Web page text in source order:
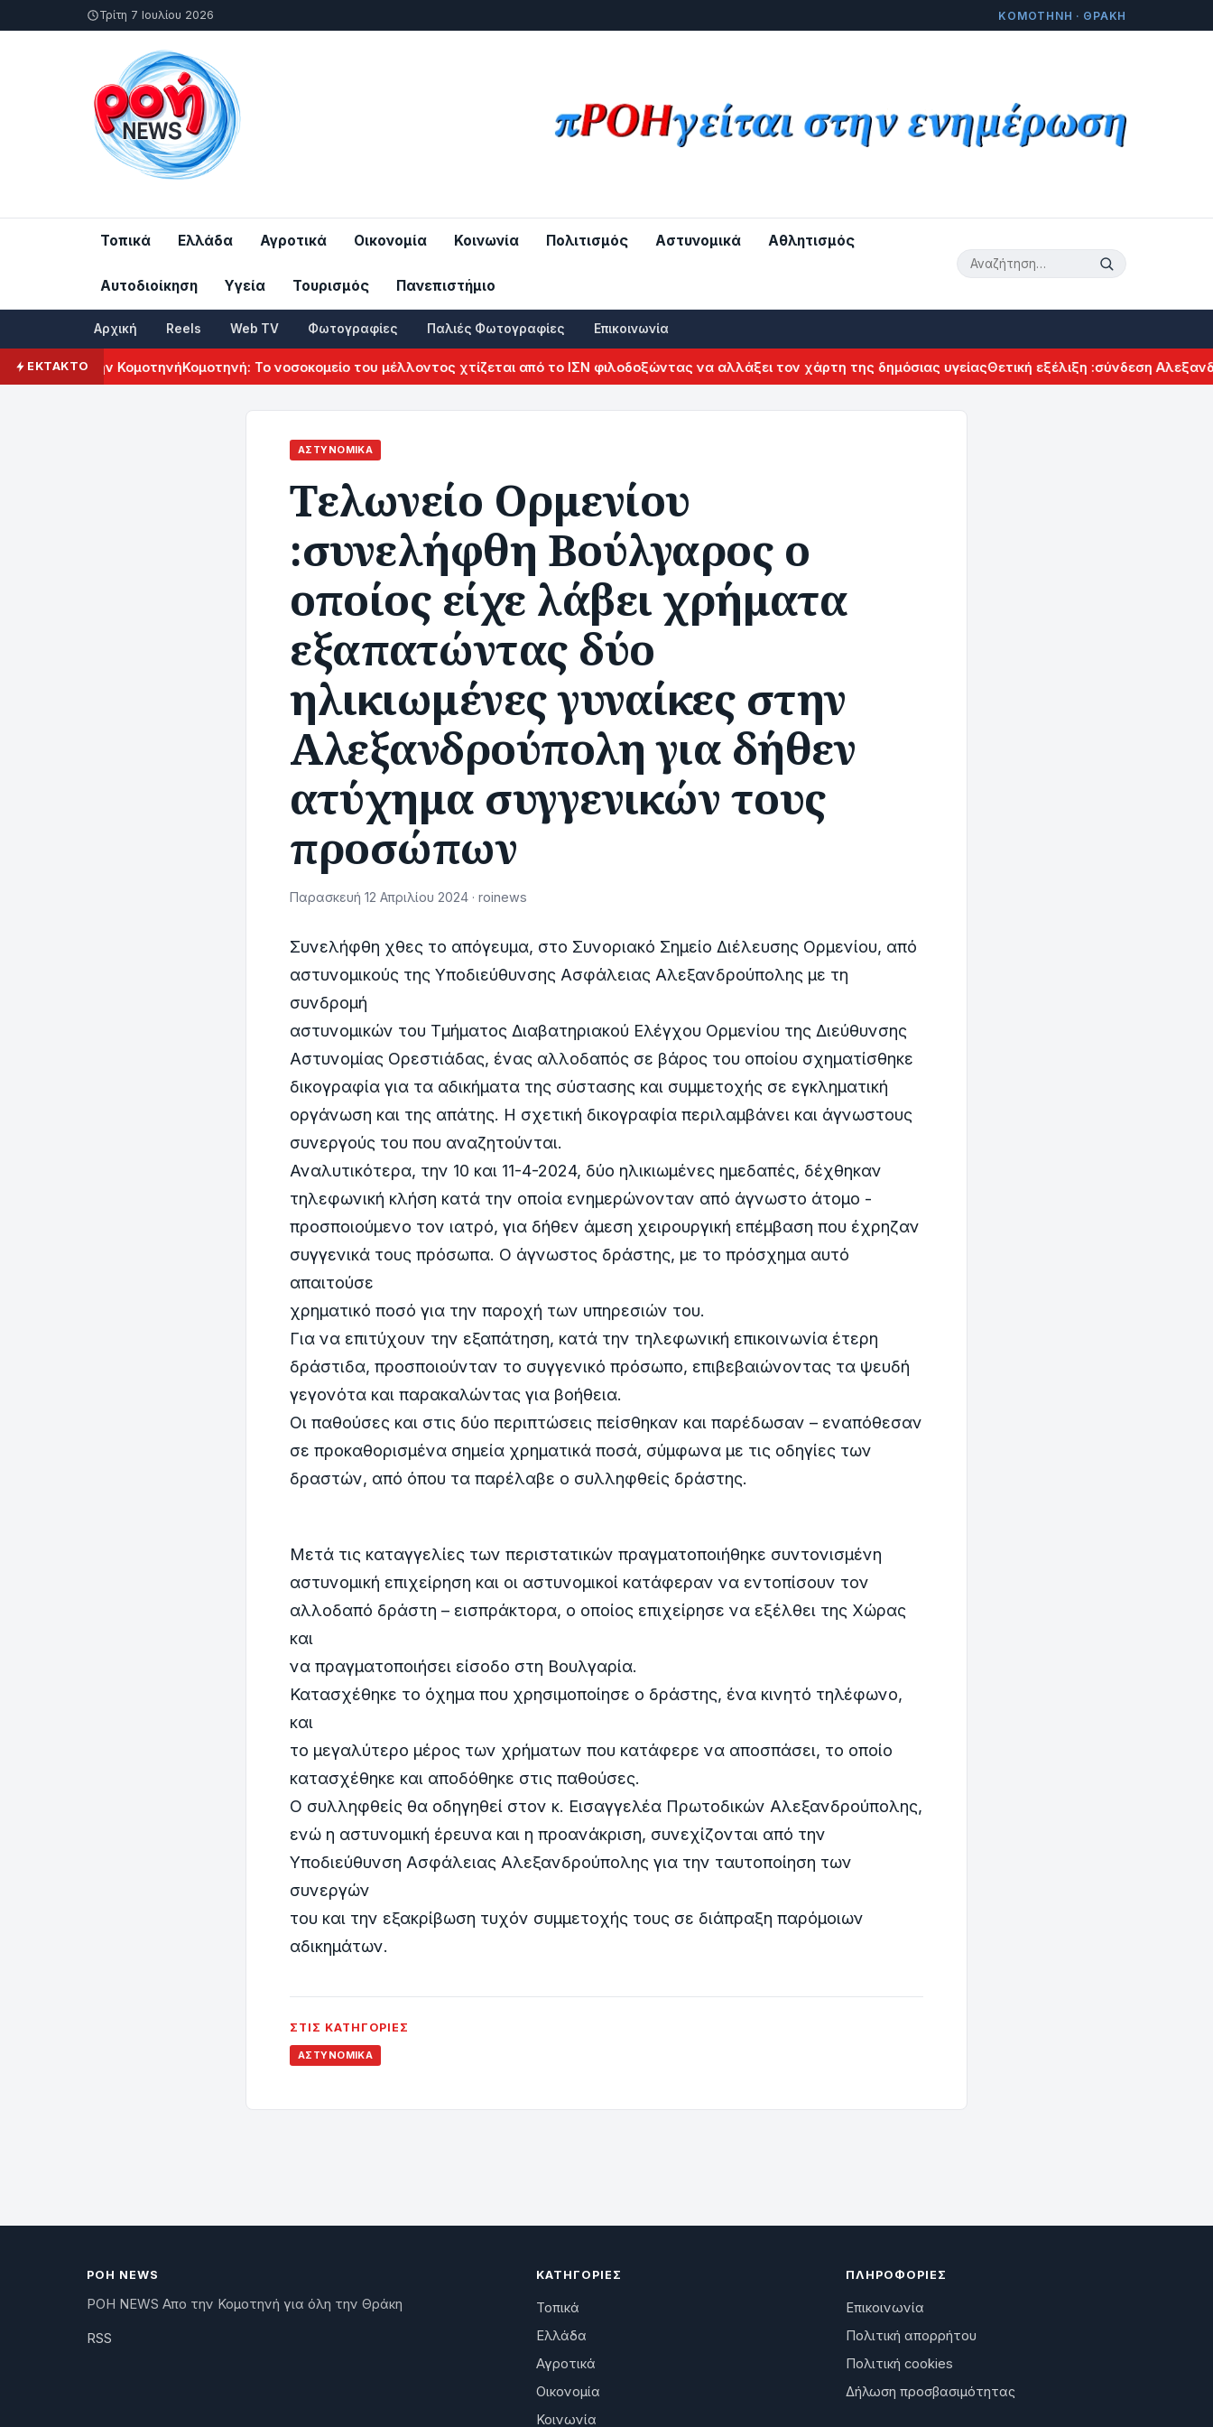
Τρίτη 7 Ιουλίου 2026 ΚΟΜΟΤΗΝΗ · ΘΡΑΚΗ
Τοπικά Ελλάδα Αγροτικά Οικονομία Κοινωνία Πολιτισμός Αστυνομικά Αθλητισμός
Αυτοδιοίκηση Υγεία Τουρισμός Πανεπιστήμιο
Αρχική Reels Web TV Φωτογραφίες Παλιές Φωτογραφίες Επικοινωνία
ΕΚΤΑΚΤΟ
στην ΚομοτηνήΚομοτηνή: Το νοσοκομείο του μέλλοντος χτίζεται από το ΙΣΝ φιλοδοξώντας να αλλάξει τον χάρτη της δημόσιας υγείαςΘετική εξέλιξη :σύνδεση
ΑΣΤΥΝΟΜΙΚΆ
Τελωνείο Ορμενίου
:συνελήφθη Βούλγαρος ο
οποίος είχε λάβει χρήματα
εξαπατώντας δύο
ηλικιωμένες γυναίκες στην
Αλεξανδρούπολη για δήθεν
ατύχημα συγγενικών τους
προσώπων
Παρασκευή 12 Απριλίου 2024 · roinews
Συνελήφθη χθες το απόγευμα, στο Συνοριακό Σημείο Διέλευσης Ορμενίου, από
αστυνομικούς της Υποδιεύθυνσης Ασφάλειας Αλεξανδρούπολης με τη
συνδρομή
αστυνομικών του Τμήματος Διαβατηριακού Ελέγχου Ορμενίου της Διεύθυνσης
Αστυνομίας Ορεστιάδας, ένας αλλοδαπός σε βάρος του οποίου σχηματίσθηκε
δικογραφία για τα αδικήματα της σύστασης και συμμετοχής σε εγκληματική
οργάνωση και της απάτης. Η σχετική δικογραφία περιλαμβάνει και άγνωστους
συνεργούς του που αναζητούνται.
Αναλυτικότερα, την 10 και 11-4-2024, δύο ηλικιωμένες ημεδαπές, δέχθηκαν
τηλεφωνική κλήση κατά την οποία ενημερώνονταν από άγνωστο άτομο -
προσποιούμενο τον ιατρό, για δήθεν άμεση χειρουργική επέμβαση που έχρηζαν
συγγενικά τους πρόσωπα. Ο άγνωστος δράστης, με το πρόσχημα αυτό
απαιτούσε
χρηματικό ποσό για την παροχή των υπηρεσιών του.
Για να επιτύχουν την εξαπάτηση, κατά την τηλεφωνική επικοινωνία έτερη
δράστιδα, προσποιούνταν το συγγενικό πρόσωπο, επιβεβαιώνοντας τα ψευδή
γεγονότα και παρακαλώντας για βοήθεια.
Οι παθούσες και στις δύο περιπτώσεις πείσθηκαν και παρέδωσαν – εναπόθεσαν
σε προκαθορισμένα σημεία χρηματικά ποσά, σύμφωνα με τις οδηγίες των
δραστών, από όπου τα παρέλαβε ο συλληφθείς δράστης.
Μετά τις καταγγελίες των περιστατικών πραγματοποιήθηκε συντονισμένη
αστυνομική επιχείρηση και οι αστυνομικοί κατάφεραν να εντοπίσουν τον
αλλοδαπό δράστη – εισπράκτορα, ο οποίος επιχείρησε να εξέλθει της Χώρας
και
να πραγματοποιήσει είσοδο στη Βουλγαρία.
Κατασχέθηκε το όχημα που χρησιμοποίησε ο δράστης, ένα κινητό τηλέφωνο,
και
το μεγαλύτερο μέρος των χρήματων που κατάφερε να αποσπάσει, το οποίο
κατασχέθηκε και αποδόθηκε στις παθούσες.
Ο συλληφθείς θα οδηγηθεί στον κ. Εισαγγελέα Πρωτοδικών Αλεξανδρούπολης,
ενώ η αστυνομική έρευνα και η προανάκριση, συνεχίζονται από την
Υποδιεύθυνση Ασφάλειας Αλεξανδρούπολης για την ταυτοποίηση των
συνεργών
του και την εξακρίβωση τυχόν συμμετοχής τους σε διάπραξη παρόμοιων
αδικημάτων.
ΣΤΙΣ ΚΑΤΗΓΟΡΊΕΣ
ΑΣΤΥΝΟΜΙΚΆ
ΡΟΗ NEWS
ΡΟΗ NEWS Απο την Κομοτηνή για όλη την Θράκη
RSS
ΚΑΤΗΓΟΡΊΕΣ
Τοπικά
Ελλάδα
Αγροτικά
Οικονομία
Κοινωνία
ΠΛΗΡΟΦΟΡΊΕΣ
Επικοινωνία
Πολιτική απορρήτου
Πολιτική cookies
Δήλωση προσβασιμότητας